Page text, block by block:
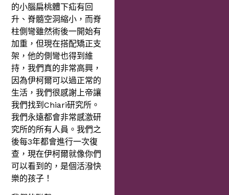
的小腦扁桃體下疝有回
升、脊髓空洞縮小，而脊
柱側彎雖然術後一開始有
加重，但現在搭配矯正支
架，他的側彎也得到維
持，我們真的非常高興，
因為伊柯爾可以過正常的
生活，我們很感謝上帝讓
我們找到Chiari研究所。
我們永遠都會非常感激研
究所的所有人員。我們之
後每3年都會進行一次復
查，現在伊柯爾就像你們
可以看到的，是個活潑快
樂的孩子！